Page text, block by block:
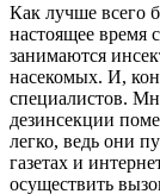
Как лучше всего
настоящее время
занимаются
насекомых. И,
специалистов.
дезинсекции
легко, ведь они
газетах и
осуществить